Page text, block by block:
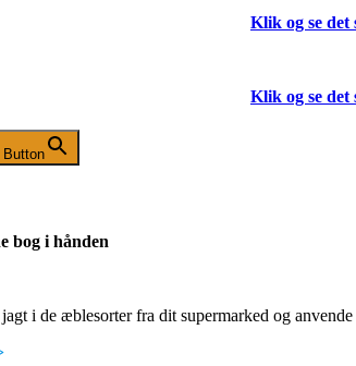
Klik og se det
Klik og se det
Button
bog i hånden
i de æblesorter fra dit supermarked og